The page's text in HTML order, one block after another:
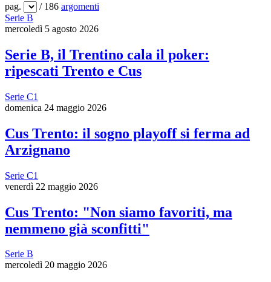
pag. / 186 argomenti
Serie B
mercoledì 5 agosto 2026
Serie B, il Trentino cala il poker:
ripescati Trento e Cus
Serie C1
domenica 24 maggio 2026
Cus Trento: il sogno playoff si ferma ad
Arzignano
Serie C1
venerdì 22 maggio 2026
Cus Trento: "Non siamo favoriti, ma
nemmeno già sconfitti"
Serie B
mercoledì 20 maggio 2026